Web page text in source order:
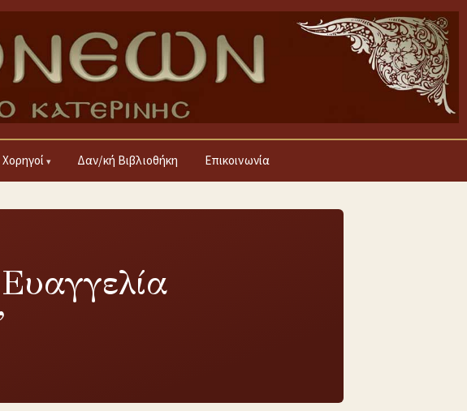
Χορηγοί Δαν/κή Βιβλιοθήκη Επικοινωνία